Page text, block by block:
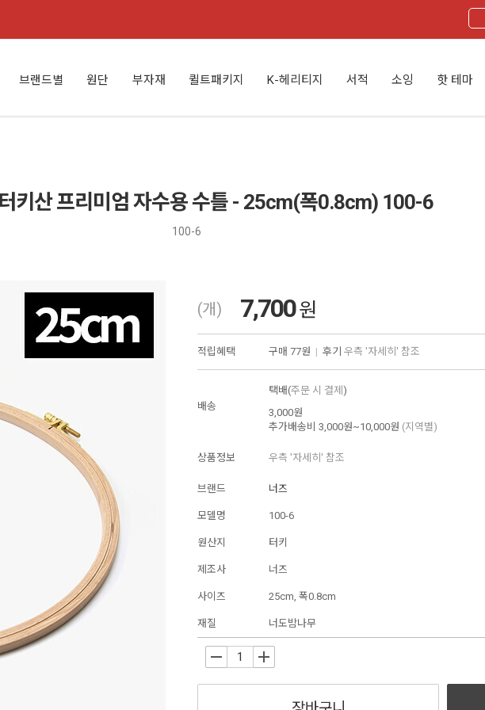
브랜드별 원단 부자재 퀼트패키지 K-헤리티지 서적 소잉 핫 테마
키산 프리미엄 자수용 수틀 - 25cm(폭0.8cm) 100-6
100-6
(개) 7,700원
적립혜택 구매 77원 | 후기 우측 '자세히' 참조
배송
택배(주문 시 결제 )
3,000원
추가배송비 3,000원~10,000원 (지역별)
상품정보 우측 '자세히' 참조
브랜드 너즈
모델명 100-6
원산지 터키
제조사 너즈
사이즈 25cm, 폭0.8cm
재질 너도밤나무
+